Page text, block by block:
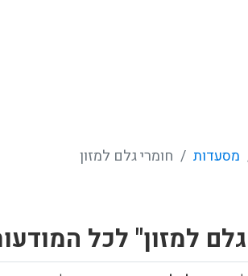
מסעדות חומרי גלם למזון
למזון" לכל